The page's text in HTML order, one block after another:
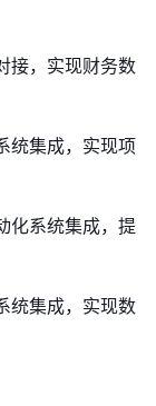
接，实现财务数
统集成，实现项
化系统集成，提
统集成，实现数